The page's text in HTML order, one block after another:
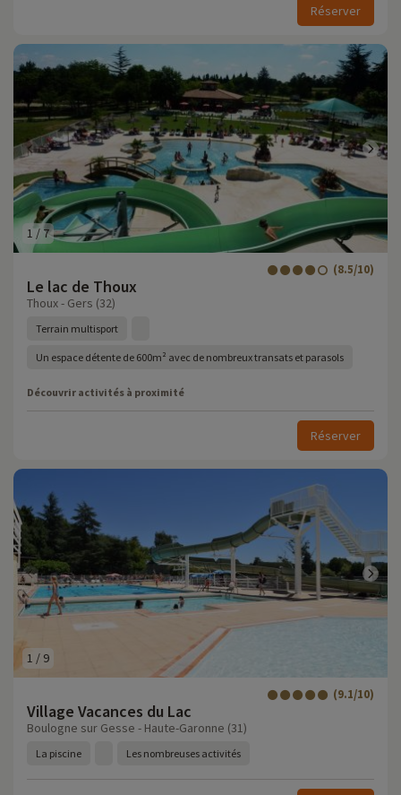
Réserver
1/ 7
Le lac de Thoux
(8.5/10)
Thoux - Gers (32)
Terrain multisport
Un espace détente de 600m² avec de nombreux transats et parasols
Découvrir activités à proximité
Réserver
1 / 9
Village Vacances du Lac
(9.1/10)
Boulogne sur Gesse - Haute-Garonne (31)
La piscine Les nombreuses activités